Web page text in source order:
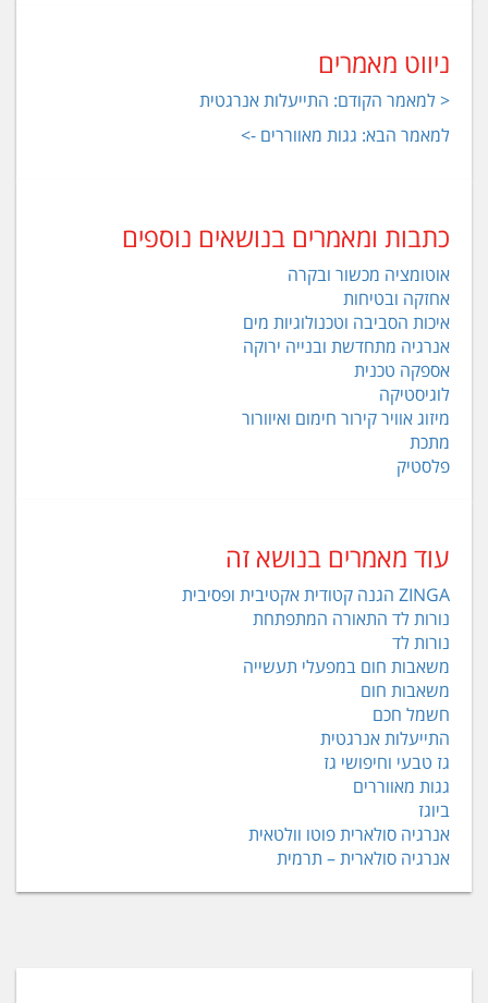
ניווט מאמרים
< למאמר הקודם: התייעלות אנרגטית
למאמר הבא: גגות מאווררים ->
כתבות ומאמרים בנושאים נוספים
אוטומציה מכשור ובקרה
אחזקה ובטיחות
איכות הסביבה וטכנולוגיות מים
אנרגיה מתחדשת ובנייה ירוקה
אספקה טכנית
לוגיסטיקה
מיזוג אוויר קירור חימום ואיוורור
מתכת
פלסטיק
עוד מאמרים בנושא זה
ZINGA הגנה קטודית אקטיבית ופסיבית
נורות לד התאורה המתפתחת
נורות לד
משאבות חום במפעלי תעשייה
משאבות חום
חשמל חכם
התייעלות אנרגטית
גז טבעי וחיפושי גז
גגות מאווררים
ביוגז
אנרגיה סולארית פוטו וולטאית
אנרגיה סולארית – תרמית